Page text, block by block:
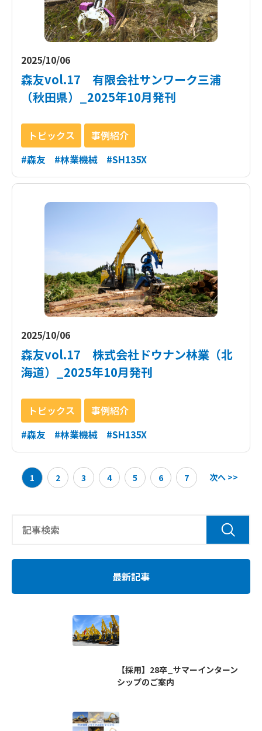
2025/10/06
森友vol.17 有限会社サンワーク三浦
（秋田県）_2025年10月発刊
トピックス
事例紹介
#森友
#林業機械 #SH135X
2025/10/06
森友vol.17 株式会社ドウナン林業（北
海道）_2025年10月発刊
トピックス
事例紹介
#森友
#林業機械 #SH135X
1 2 3 4 5 6 7 次へ >>
最新記事
【採用】28卒_サマーインターン
シップのご案内